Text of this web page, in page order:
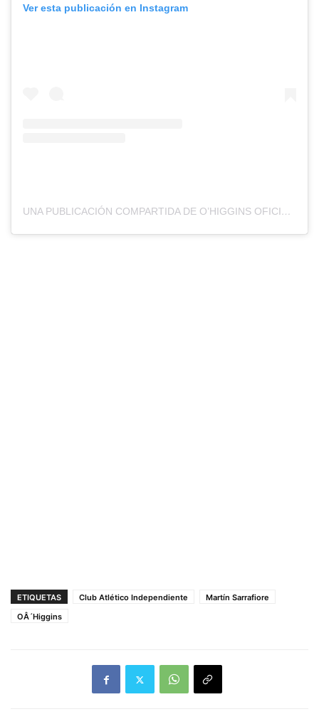
Ver esta publicación en Instagram
UNA PUBLICACIÓN COMPARTIDA DE O’HIGGINS OFICIAL (@OHIGGINS_OFICIAL)
ETIQUETAS Club Atlético Independiente
Martín Sarrafiore
OÂ´Higgins